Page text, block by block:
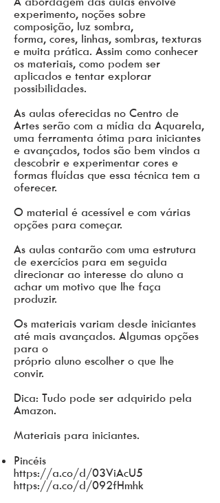
experimento, noções sobre
composição, luz sombra,
forma, cores, linhas, sombras, texturas
e muita prática. Assim como conhecer
os materiais, como podem ser
aplicados e tentar explorar
possibilidades.
As aulas oferecidas no Centro de
Artes serão com a mídia da Aquarela,
uma ferramenta ótima para iniciantes
e avançados, todos são bem vindos a
descobrir e experimentar cores e
formas fluídas que essa técnica tem a
oferecer.
O material é acessível e com várias
opções para começar.
As aulas contarão com uma estrutura
de exercícios para em seguida
direcionar ao interesse do aluno a
achar um motivo que lhe faça
produzir.
Os materiais variam desde iniciantes
até mais avançados. Algumas opções
para o
próprio aluno escolher o que lhe
convir.
Dica: Tudo pode ser adquirido pela
Amazon.
Materiais para iniciantes.
Pincéis
https://a.co/d/03ViAcU5
https://a.co/d/092fHmhk